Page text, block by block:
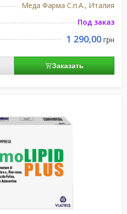
Меда Фарма С.п.А., Италия
Под заказ
1 290,00 грн
Заказать